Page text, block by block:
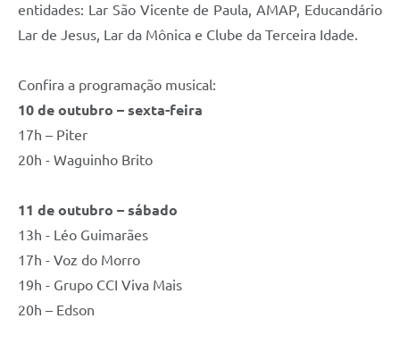
entidades: Lar São Vicente de Paula, AMAP, Educandário
Lar de Jesus, Lar da Mônica e Clube da Terceira Idade.
Confira a programação musical:
10 de outubro – sexta-feira
17h – Piter
20h - Waguinho Brito
11 de outubro – sábado
13h - Léo Guimarães
17h - Voz do Morro
19h - Grupo CCI Viva Mais
20h – Edson